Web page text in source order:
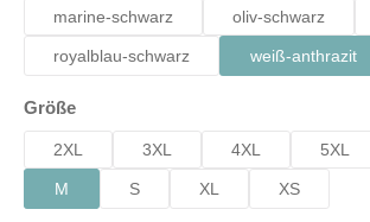
marine-schwarz
oliv-schwarz
royalblau-schwarz weiß-anthrazit
Größeauswählen
2XL 3XL 4XL 5XL
M S XL XS